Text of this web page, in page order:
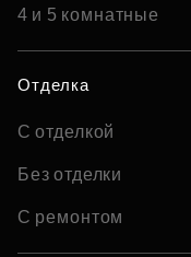
4 и 5 комнатные
Отделка
С отделкой
Без отделки
С ремонтом